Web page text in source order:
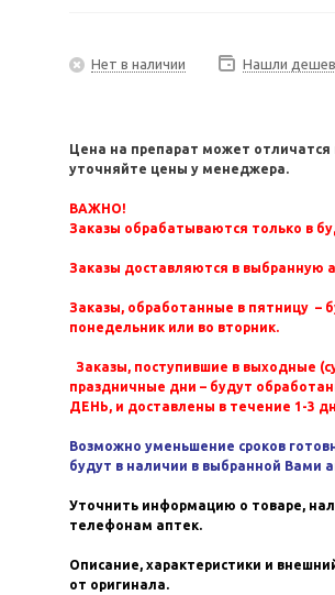
Нет в наличии Нашли
Цена на препарат может отличатся
уточняйте цены у менеджера.
ВАЖНО!
Заказы обрабатываются только в
Заказы доставляются в выбранную
Заказы, обработанные в пятницу –
понедельник или во вторник.
Заказы, поступившие в выходные
праздничные дни – будут
ДЕНЬ, и доставлены в течение 1-3
Возможно уменьшение сроков
будут в наличии в выбранной Вами
Уточнить информацию о товаре,
телефонам аптек.
Описание, характеристики и
от оригинала.